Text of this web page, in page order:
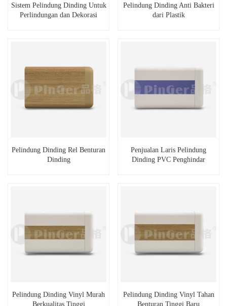
Sistem Pelindung Dinding Untuk
Perlindungan dan Dekorasi
Pelindung Dinding Anti Bakteri
dari Plastik
Pelindung Dinding Rel Benturan
Dinding
Penjualan Laris Pelindung
Dinding PVC Penghindar
Pelindung Dinding Vinyl Murah
Berkualitas Tinggi
Pelindung Dinding Vinyl Tahan
Benturan Tinggi Baru